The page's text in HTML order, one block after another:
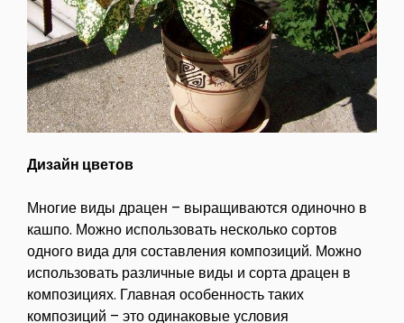
Дизайн цветов
Многие виды драцен – выращиваются одиночно в
кашпо. Можно использовать несколько сортов
одного вида для составления композиций. Можно
использовать различные виды и сорта драцен в
композициях. Главная особенность таких
композиций – это одинаковые условия